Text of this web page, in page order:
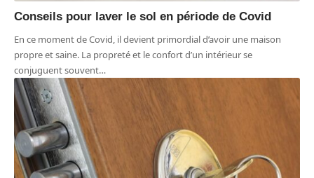
Conseils pour laver le sol en période de Covid
En ce moment de Covid, il devient primordial d’avoir une maison
propre et saine. La propreté et le confort d’un intérieur se
conjuguent souvent…